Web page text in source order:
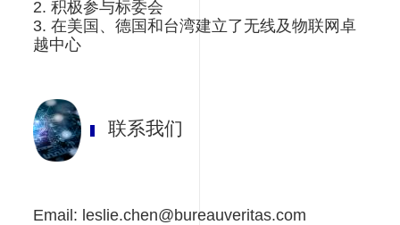
2. 积极参与标委会
3. 在美国、德国和台湾建立了无线及物联网卓
越中心
联系我们
Email: leslie.chen@bureauveritas.com